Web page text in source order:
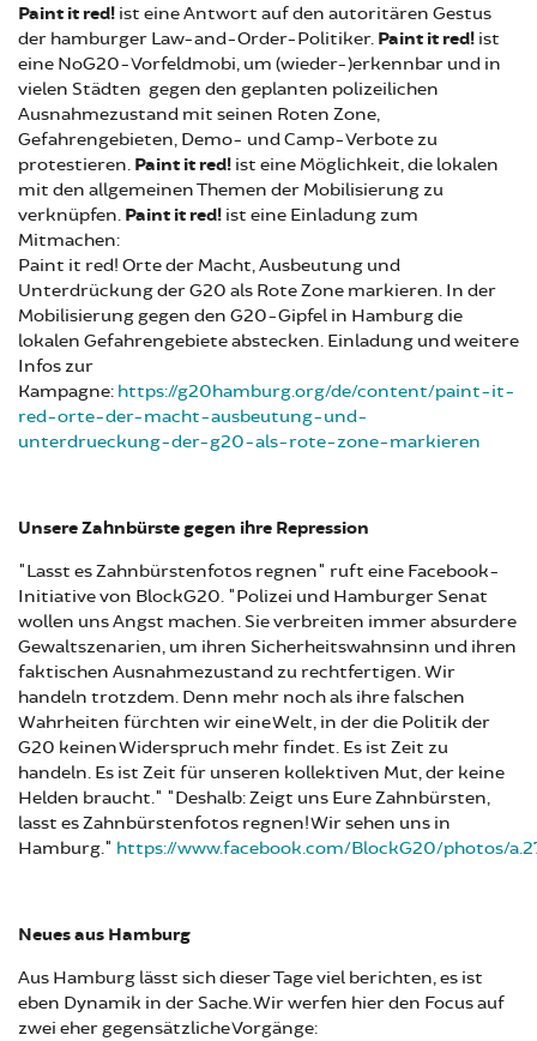
Paint it red! ist eine Antwort auf den autoritären Gestus
der hamburger Law-and-Order-Politiker. Paint it red! ist
eine NoG20-Vorfeldmobi, um (wieder-)erkennbar und in
vielen Städten gegen den geplanten polizeilichen
Ausnahmezustand mit seinen Roten Zone,
Gefahrengebieten, Demo- und Camp-Verbote zu
protestieren. Paint it red! ist eine Möglichkeit, die lokalen
mit den allgemeinen Themen der Mobilisierung zu
verknüpfen. Paint it red! ist eine Einladung zum
Mitmachen:
Paint it red! Orte der Macht, Ausbeutung und
Unterdrückung der G20 als Rote Zone markieren. In der
Mobilisierung gegen den G20-Gipfel in Hamburg die
lokalen Gefahrengebiete abstecken. Einladung und weitere
Infos zur
Kampagne: https://g20hamburg.org/de/content/paint-it-
red-orte-der-macht-ausbeutung-und-
unterdrueckung-der-g20-als-rote-zone-markieren
Unsere Zahnbürste gegen ihre Repression​​​​​​​
"Lasst es Zahnbürstenfotos regnen" ruft eine Facebook-
Initiative von BlockG20. "Polizei und Hamburger Senat
wollen uns Angst machen. Sie verbreiten immer absurdere
Gewaltszenarien, um ihren Sicherheitswahnsinn und ihren
faktischen Ausnahmezustand zu rechtfertigen. Wir
handeln trotzdem. Denn mehr noch als ihre falschen
Wahrheiten fürchten wir eine Welt, in der die Politik der
G20 keinen Widerspruch mehr findet. Es ist Zeit zu
handeln. Es ist Zeit für unseren kollektiven Mut, der keine
Helden braucht." "Deshalb: Zeigt uns Eure Zahnbürsten,
lasst es Zahnbürstenfotos regnen! Wir sehen uns in
Hamburg." https://www.facebook.com/BlockG20/photos/
Neues aus Hamburg
Aus Hamburg lässt sich dieser Tage viel berichten, es ist
eben Dynamik in der Sache. Wir werfen hier den Focus auf
zwei eher gegensätzliche Vorgänge: